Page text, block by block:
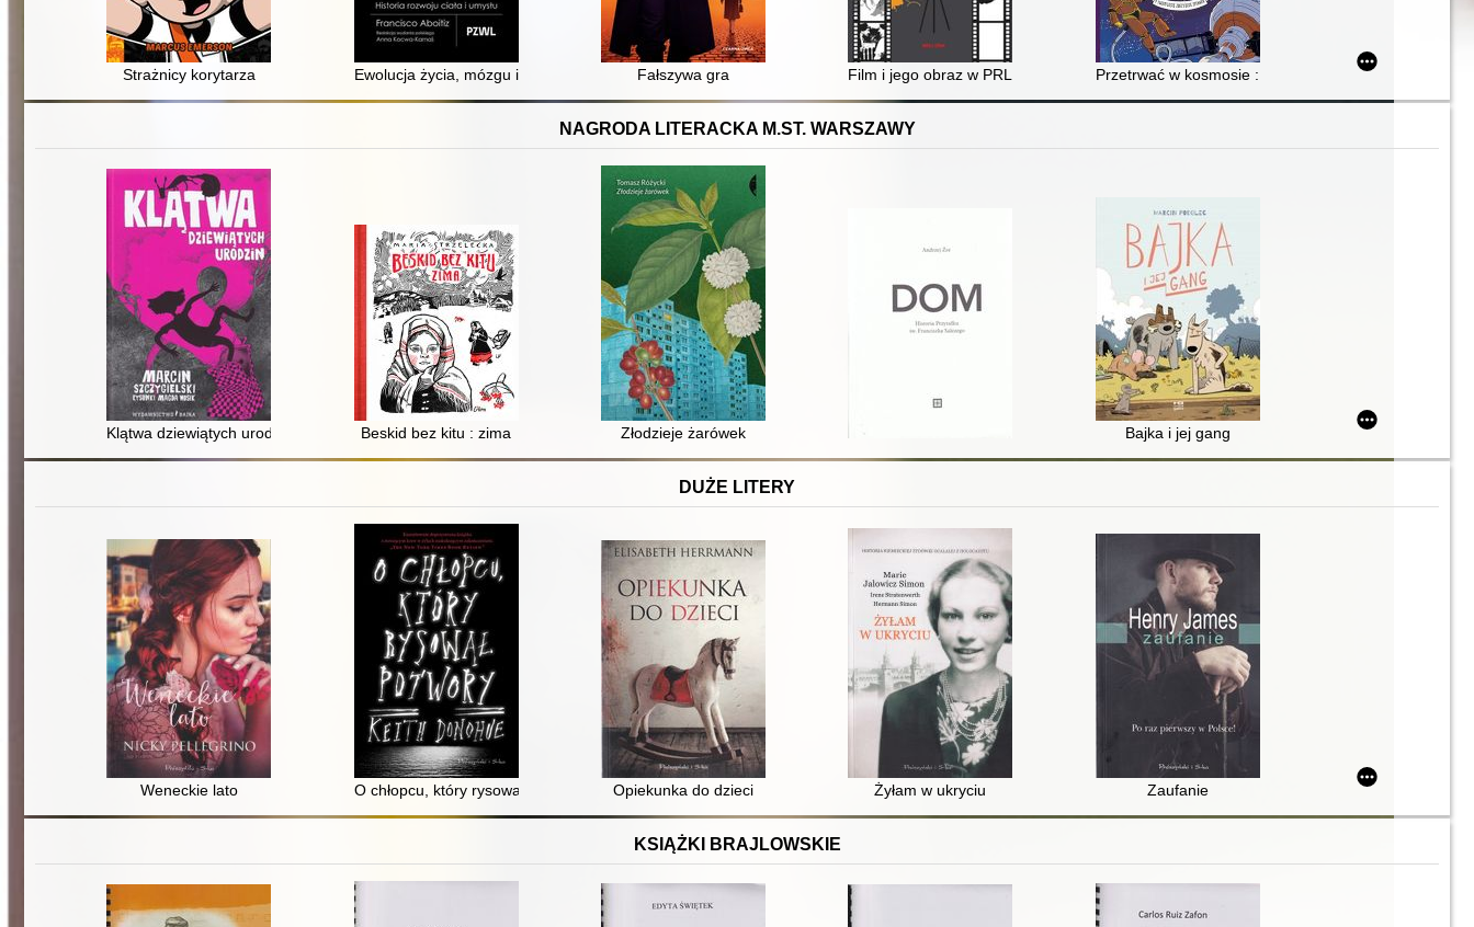
Strażnicy korytarza Ewolucja życia, mózgu i świadomości : historia rozwoju ciała i umysłu
Fałszywa gra Film i jego obraz w PRL Przetrwać w kosmosie : książka i gra w jednym
NAGRODA LITERACKA M.ST. WARSZAWY
Klątwa dziewiątych urodzin Beskid bez kitu : zima Złodzieje żarówek Bajka i jej gang
DUŻE LITERY
Weneckie lato O chłopcu, który rysował potwory Opiekunka do dzieci Żyłam w ukryciu Zaufanie
KSIĄŻKI BRAJLOWSKIE